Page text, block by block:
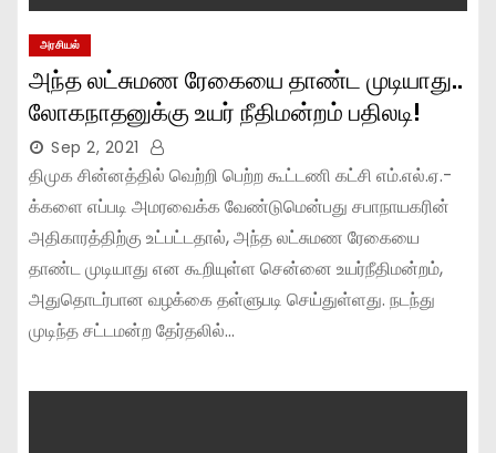
அரசியல்
அந்த லட்சுமண ரேகையை தாண்ட முடியாது..
லோகநாதனுக்கு உயர் நீதிமன்றம் பதிலடி!
Sep 2, 2021
திமுக சின்னத்தில் வெற்றி பெற்ற கூட்டணி கட்சி எம்.எல்.ஏ.-
க்களை எப்படி அமரவைக்க வேண்டுமென்பது சபாநாயகரின்
அதிகாரத்திற்கு உட்பட்டதால், அந்த லட்சுமண ரேகையை
தாண்ட முடியாது என கூறியுள்ள சென்னை உயர்நீதிமன்றம்,
அதுதொடர்பான வழக்கை தள்ளுபடி செய்துள்ளது. நடந்து
முடிந்த சட்டமன்ற தேர்தலில்…